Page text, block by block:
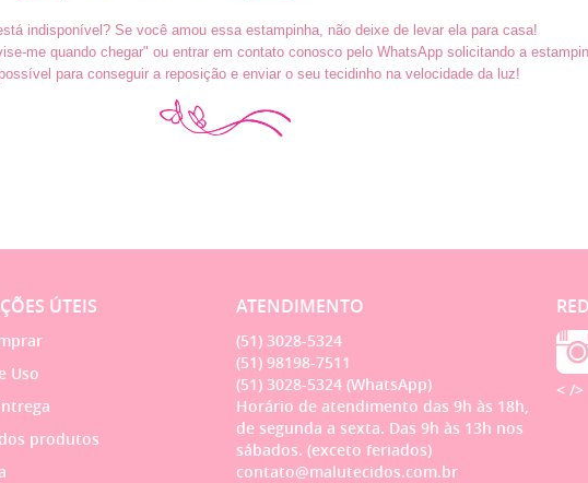
indisponível? Se você amou essa estampinha, não deixe de levar ela para casa!
me quando chegar" ou entrar em contato conosco pelo WhatsApp solicitando a
para conseguir a reposição e enviar o seu tecidinho na velocidade da luz!
ÚTEIS
Uso
produtos
ATENDIMENTO
(51) 3028-5324
(51) 98198-7511
(51) 3028-5324 (WhatsApp)
Horário de atendimento das 9h às 18h,
de segunda a sexta. Das 9h às 13h nos
sábados. (exceto feriados)
contato@malutecidos.com.br
< />